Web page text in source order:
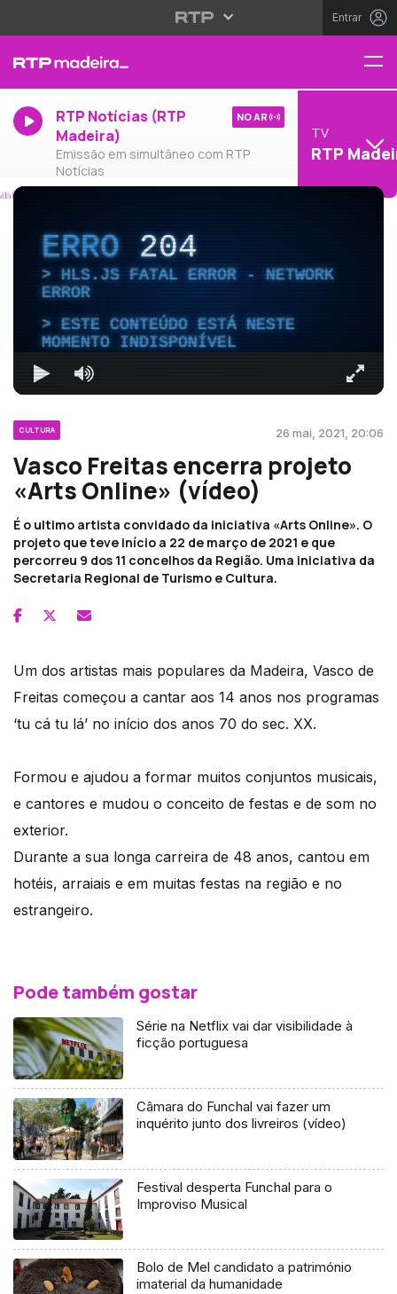
Entrar
RTP Notícias (RTP
Madeira)
Emissão em simultâneo com RTP
Notícias
NO AR
TV
RTP
ERRO204
HLS.JS FATAL ERROR - NETWORK
ERROR
ESTE CONTEÚDO ESTÁ NESTE
MOMENTO INDISPONÍVEL
CULTURA 26 mai, 2021, 20:06
Vasco Freitas encerra projeto
«Arts Online» (vídeo)
É o ultimo artista convidado da iniciativa «Arts Online». O
projeto que teve início a 22 de março de 2021 e que
percorreu 9 dos 11 concelhos da Região. Uma iniciativa da
Secretaria Regional de Turismo e Cultura.
Um dos artistas mais populares da Madeira, Vasco de
Freitas começou a cantar aos 14 anos nos programas
‘tu cá tu lá’ no início dos anos 70 do sec. XX.
Formou e ajudou a formar muitos conjuntos musicais,
e cantores e mudou o conceito de festas e de som no
exterior.
Durante a sua longa carreira de 48 anos, cantou em
hotéis, arraiais e em muitas festas na região e no
estrangeiro.
Pode também gostar
Série na Netflix vai dar visibilidade à
ficção portuguesa
Câmara do Funchal vai fazer um
inquérito junto dos livreiros (vídeo)
Festival desperta Funchal para o
Improviso Musical
Bolo de Mel candidato a património
imaterial da humanidade